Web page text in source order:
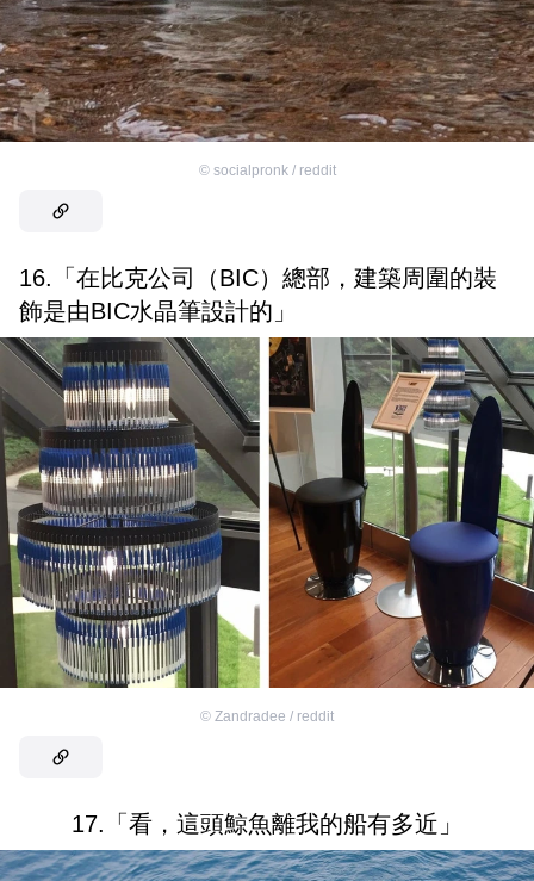
© socialpronk / reddit
16.「在比克公司（BIC）總部，建築周圍的裝
飾是由BIC水晶筆設計的」
© Zandradee / reddit
17.「看，這頭鯨魚離我的船有多近」